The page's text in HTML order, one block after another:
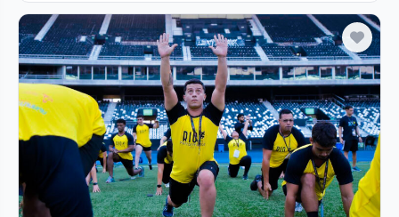
Verificado